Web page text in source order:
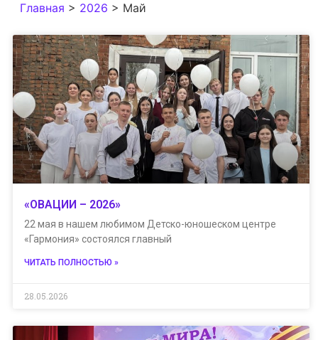
Главная > 2026 > Май
«ОВАЦИИ – 2026»
22 мая в нашем любимом Детско-юношеском центре
«Гармония» состоялся главный
ЧИТАТЬ ПОЛНОСТЬЮ »
28.05.2026